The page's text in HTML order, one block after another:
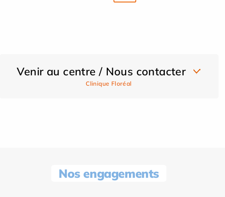
Venir au centre / Nous contacter
Clinique Floréal
Nos engagements